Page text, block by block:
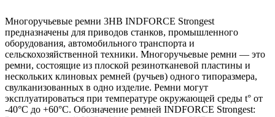
Многоручьевые ремни 3HB INDFORCE Strongest
предназначены для приводов станков, промышленного
оборудования, автомобильного транспорта и
сельскохозяйственной техники. Многоручьевые ремни — это
ремни, состоящие из плоской резинотканевой пластины и
нескольких клиновых ремней (ручьев) одного типоразмера,
свулканизованных в одно изделие. Ремни могут
эксплуатироваться при температуре окружающей среды t° от
-40°С до +60°С. Обозначение ремней INDFORCE Strongest: